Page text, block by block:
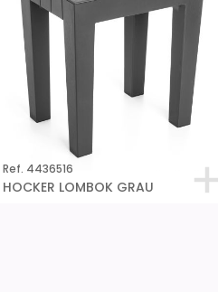
Ref. 4436516
HOCKER LOMBOK GRAU